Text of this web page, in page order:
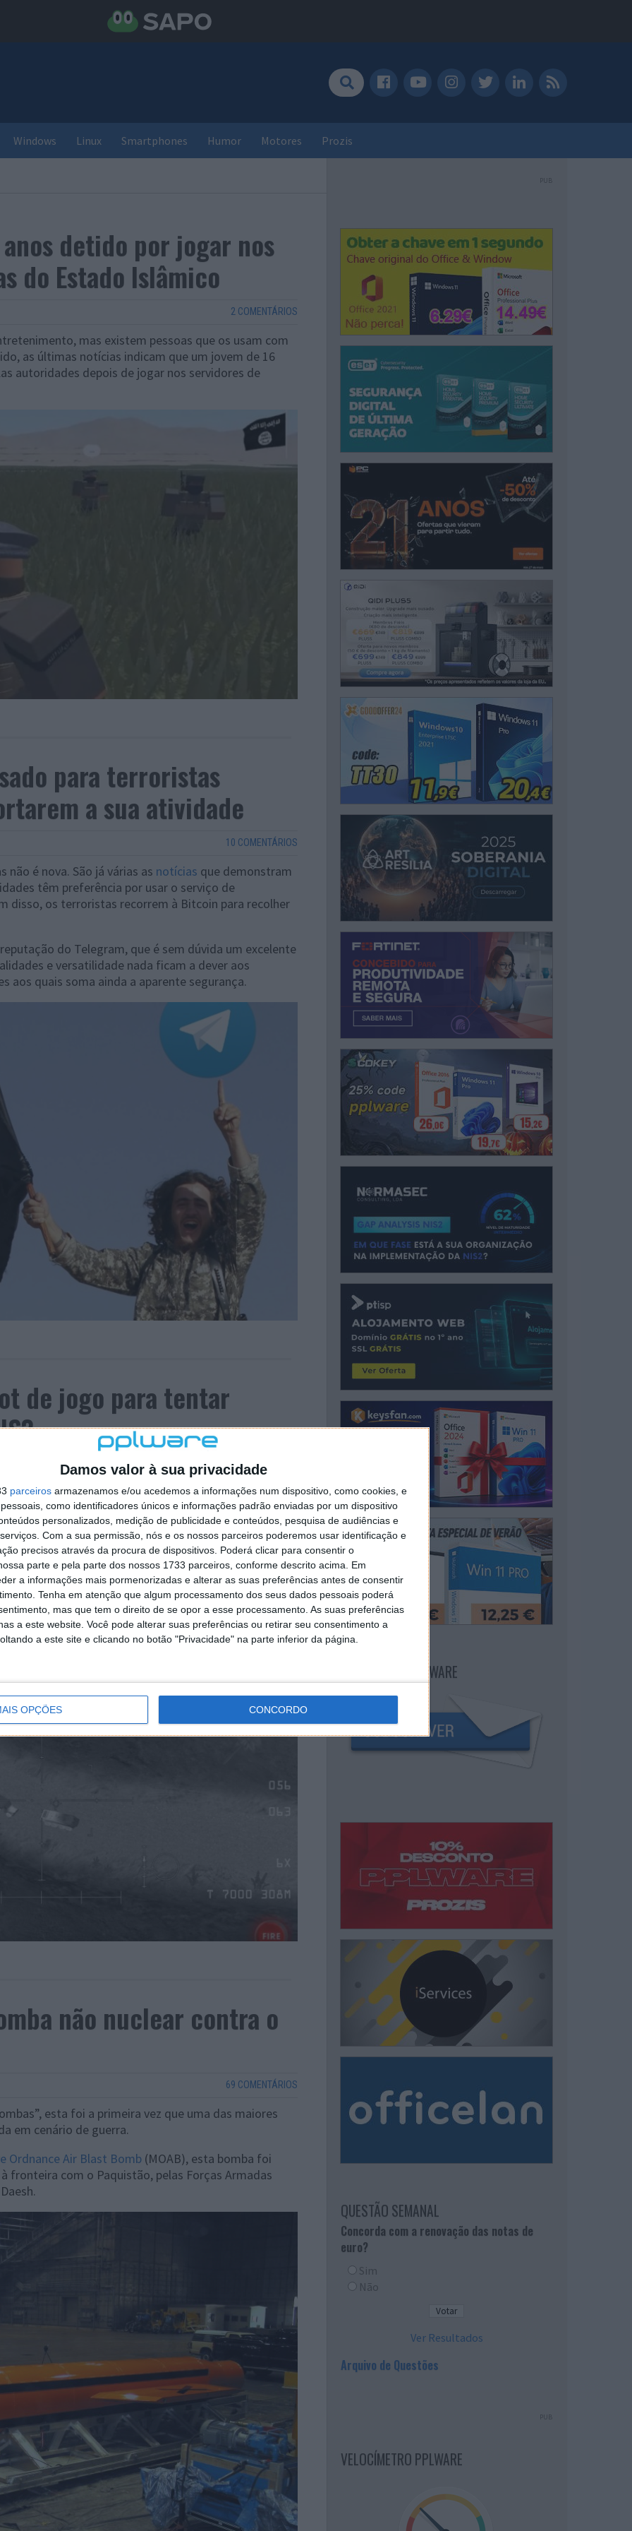
Damos valor à sua privacidade
parceiros armazenamos e/ou acedemos a informações num dispositivo, como cookies, e
como identificadores únicos e informações padrão enviadas por um dispositivo
personalizados, medição de publicidade e conteúdos, pesquisa de audiências e
Com a sua permissão, nós e os nossos parceiros poderemos usar identificação e
precisos através da procura de dispositivos. Poderá clicar para consentir o
parte e pela parte dos nossos 1733 parceiros, conforme descrito acima. Em
a informações mais pormenorizadas e alterar as suas preferências antes de consentir
Tenha em atenção que algum processamento dos seus dados pessoais poderá
mas que tem o direito de se opor a esse processamento. As suas preferências
a este website. Você pode alterar suas preferências ou retirar seu consentimento a
a este site e clicando no botão "Privacidade" na parte inferior da página.
OPÇÕES CONCORDO
Windows Linux Smartphones Humor Motores Prozis
detido por jogar nos
do Estado Islâmico
2 COMENTÁRIOS
mas existem pessoas que os usam com
as últimas notícias indicam que um jovem de 16
autoridades depois de jogar nos servidores de
para terroristas
a sua atividade
10 COMENTÁRIOS
é nova. São já várias as notícias que demonstram
têm preferência por usar o serviço de
disso, os terroristas recorrem à Bitcoin para recolher
do Telegram, que é sem dúvida um excelente
e versatilidade nada ficam a dever aos
aos quais soma ainda a aparente segurança.
de jogo para tentar
40 COMENTÁRIOS
é bastante tensa e faz com que o resto do mundo
uma verdadeira “Guerra Fria” entre as grandes
vez mais, as redes sociais como forma de
conta do Twitter associada ao governo russo foram
Estados Unidos de estarem a cooperar com o Estado
uma destas imagens pode ser encontrada
Gunship Simulator.
não nuclear contra o
69 COMENTÁRIOS
esta foi a primeira vez que uma das maiores
em cenário de guerra.
Ordnance Air Blast Bomb (MOAB), esta bomba foi
fronteira com o Paquistão, pelas Forças Armadas
PUB
NEWSLETTER PPLWARE
QUESTÃO SEMANAL
Concorda com a renovação das notas de
euro?
Sim
Não
Ver Resultados
Arquivo de Questões
PUB
VELOCÍMETRO PPLWARE